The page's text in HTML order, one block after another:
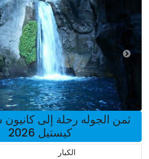
ثمن الجوله رحلة إلى
كيستيل 2026
الكبار